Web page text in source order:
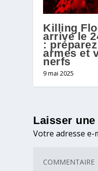
Killing
arrive le
:
armes et
nerfs
9 mai 2025
Laisser
Votre adresse e-